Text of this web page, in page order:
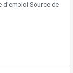
d'emploi Source de